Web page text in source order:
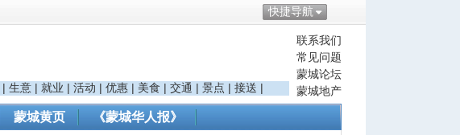
快捷导航
联系我们
常见问题
蒙城论坛
蒙城地产
| 生意 | 就业 | 活动 | 优惠 | 美食 | 交通 | 景点 | 接送 |
蒙城黄页 《蒙城华人报》